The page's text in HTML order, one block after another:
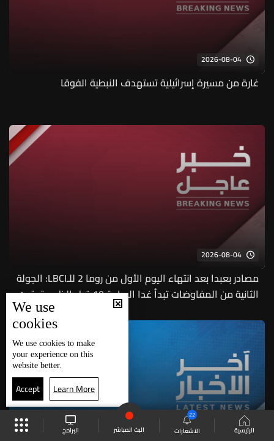
الرئيسية الاشعارات
22
البث المباشر البرامج
2026-08-04
غارة من مسيرة إسرائيلية تستهدف النبطية الفوقا
2026-08-04
مصادر بعبدا بعد انتهاء اليوم الأول من روما 2 للـLBCI: الجولة
الثانية من المفاوضات تبدأ غدا الساعة 10 قبل الظهر بتوقيت
We use
cookies
We use cookies to make
your experience on this
website better.
Accept Learn More